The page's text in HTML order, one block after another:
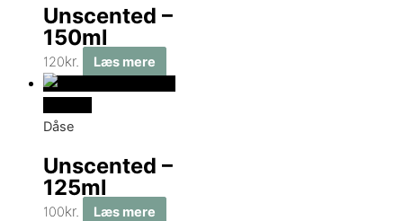
Unscented –
150ml
120kr. Læs mere
Dåse
Unscented –
125ml
100kr. Læs mere